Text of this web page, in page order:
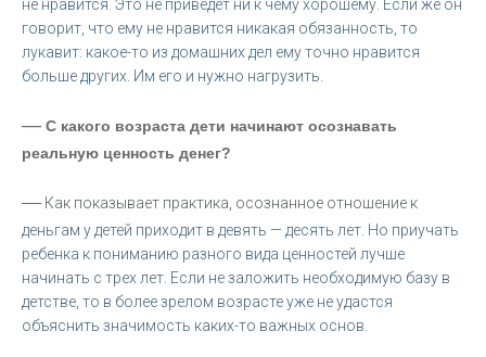
не нравится. Это не приведет ни к чему хорошему. Если же он
говорит, что ему не нравится никакая обязанность, то
лукавит: какое-то из домашних дел ему точно нравится
больше других. Им его и нужно нагрузить.
— С какого возраста дети начинают осознавать
реальную ценность денег?
— Как показывает практика, осознанное отношение к
деньгам у детей приходит в девять — десять лет. Но приучать
ребенка к пониманию разного вида ценностей лучше
начинать с трех лет. Если не заложить необходимую базу в
детстве, то в более зрелом возрасте уже не удастся
объяснить значимость каких-то важных основ.